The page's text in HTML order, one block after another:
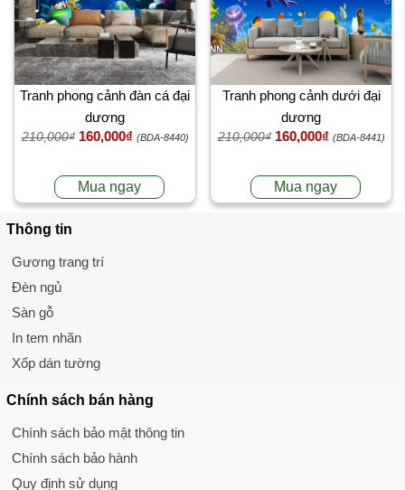
Tranh phong cảnh đàn cá đại
dương
210,000₫ 160,000₫ (BDA-8440)
Mua ngay
Tranh phong cảnh dưới đại
dương
210,000₫ 160,000₫ (BDA-8441)
Mua ngay
Thông tin
Gương trang trí
Đèn ngủ
Sàn gỗ
In tem nhãn
Xốp dán tường
Chính sách bán hàng
Chính sách bảo mật thông tin
Chính sách bảo hành
Quy định sử dụng